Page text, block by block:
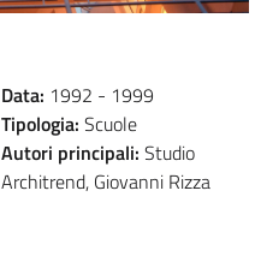
Data: 1992 - 1999
Tipologia: Scuole
Autori principali:
Architrend, Giovanni Rizza